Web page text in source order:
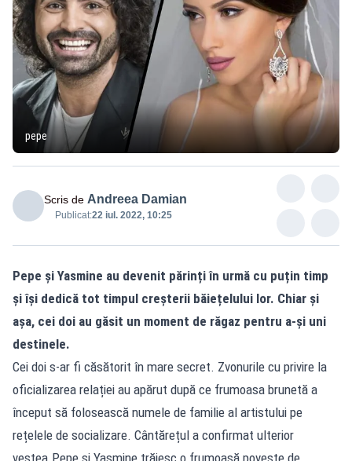
pepe
Scris de Andreea Damian
Publicat:22 iul. 2022, 10:25
Pepe și Yasmine au devenit părinți în urmă cu puțin timp
și își dedică tot timpul creșterii băiețelului lor. Chiar și
așa, cei doi au găsit un moment de răgaz pentru a-și uni
destinele.
Cei doi s-ar fi căsătorit în mare secret. Zvonurile cu privire la
oficializarea relației au apărut după ce frumoasa brunetă a
început să folosească numele de familie al artistului pe
rețelele de socializare. Cântărețul a confirmat ulterior
vestea.Pepe și Yasmine trăiesc o frumoasă poveste de